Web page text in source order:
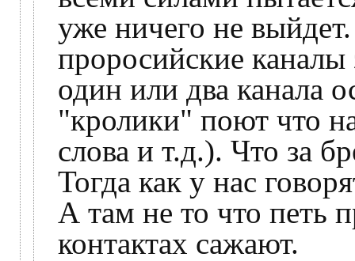
уже ничего не
проросийские
один или два канала
"кролики" поют что
слова и т.д.). Что за
Тогда как у нас
А там не то что петь
контактах сажают.